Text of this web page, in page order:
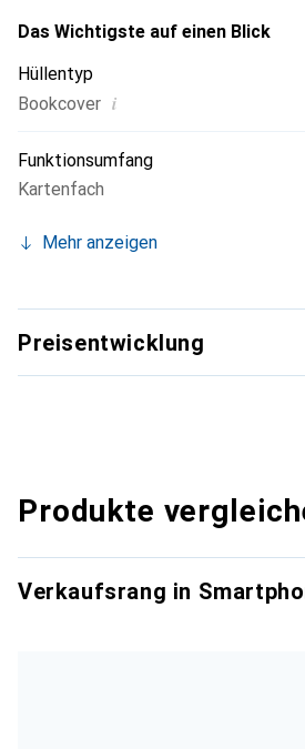
Das Wichtigste auf einen Blick
Hüllentyp
Bookcover i
Funktionsumfang
Kartenfach
Mehr anzeigen
Preisentwicklung
Produkte
Verkaufsrang in